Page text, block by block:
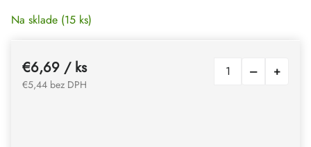
Na sklade (15 ks)
€6,69 / ks
€5,44 bez DPH